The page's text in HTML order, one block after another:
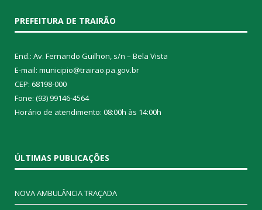
PREFEITURA DE TRAIRÃO
End.: Av. Fernando Guilhon, s/n – Bela Vista
E-mail: municipio@trairao.pa.gov.br
CEP: 68198-000
Fone: (93) 99146-4564
Horário de atendimento: 08:00h às 14:00h
ÚLTIMAS PUBLICAÇÕES
NOVA AMBULÂNCIA TRAÇADA